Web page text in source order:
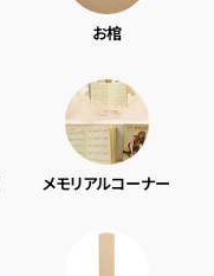
お棺
メモリアルコーナー